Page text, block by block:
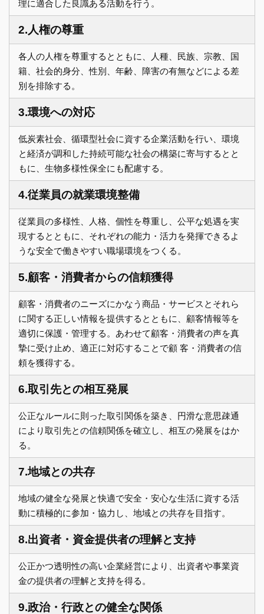
理に適合した良識ある活動を行う。
2.人権の尊重
各人の人権を尊重するとともに、人種、民族、宗教、国
籍、社会的身分、性別、年齢、障害の有無などによる差
別を排除する。
3.環境への対応
低炭素社会、循環型社会に資する企業活動を行い、環境
と経済が調和した持続可能な社会の構築に寄与するとと
もに、生物多様性保全にも配慮する。
4.従業員の就業環境整備
従業員の多様性、人格、個性を尊重し、公平な処遇を実
現するとともに、それぞれの能力・活力を発揮できるよ
うな安全で働きやすい職場環境をつくる。
5.顧客・消費者からの信頼獲得
顧客・消費者のニーズにかなう商品・サービスとそれら
に関する正しい情報を提供するとともに、顧客情報等を
適切に保護・管理する。あわせて顧客・消費者の声を真
摯に受け止め、適正に対応することで顧 客・消費者の信
頼を獲得する。
6.取引先との相互発展
公正なルールに則った取引関係を築き、円滑な意思疎通
により取引先との信頼関係を確立し、相互の発展をはか
る。
7.地域との共存
地域の健全な発展と快適で安全・安心な生活に資する活
動に積極的に参加・協力し、地域との共存を目指す。
8.出資者・資金提供者の理解と支持
公正かつ透明性の高い企業経営により、出資者や事業資
金の提供者の理解と支持を得る。
9.政治・行政との健全な関係